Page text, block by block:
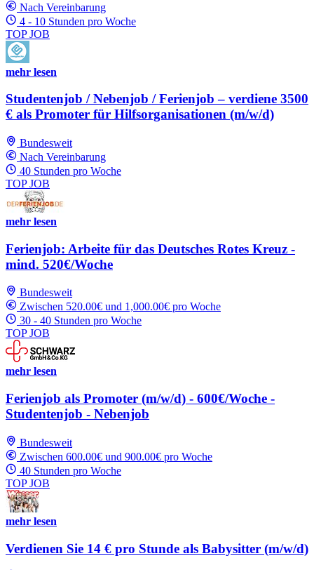
Nach Vereinbarung
4 - 10 Stunden pro Woche
TOP JOB
mehr lesen
Studentenjob / Nebenjob / Ferienjob – verdiene 3500
€ als Promoter für Hilfsorganisationen (m/w/d)
Bundesweit
Nach Vereinbarung
40 Stunden pro Woche
TOP JOB
mehr lesen
Ferienjob: Arbeite für das Deutsches Rotes Kreuz -
mind. 520€/Woche
Bundesweit
Zwischen 520.00€ und 1,000.00€ pro Woche
30 - 40 Stunden pro Woche
TOP JOB
mehr lesen
Ferienjob als Promoter (m/w/d) - 600€/Woche -
Studentenjob - Nebenjob
Bundesweit
Zwischen 600.00€ und 900.00€ pro Woche
40 Stunden pro Woche
TOP JOB
mehr lesen
Verdienen Sie 14 € pro Stunde als Babysitter (m/w/d)